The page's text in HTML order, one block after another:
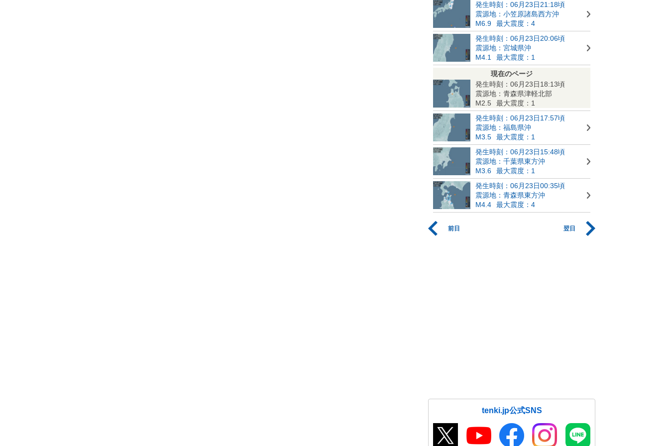
発生時刻：06月23日21:18頃
震源地：小笠原諸島西方沖
M6.9
最大震度：4
発生時刻：06月23日20:06頃
震源地：宮城県沖
M4.1
最大震度：1
現在のページ
発生時刻：06月23日18:13頃
震源地：青森県津軽北部
M2.5
最大震度：1
発生時刻：06月23日17:57頃
震源地：福島県沖
M3.5
最大震度：1
発生時刻：06月23日15:48頃
震源地：千葉県東方沖
M3.6
最大震度：1
発生時刻：06月23日00:35頃
震源地：青森県東方沖
M4.4
最大震度：4
前日 翌日
tenki.jp公式SNS